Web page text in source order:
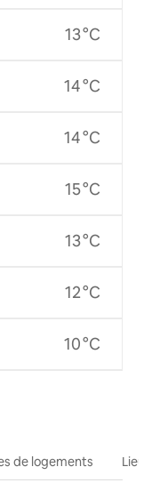
13 °C
14 °C
14 °C
15 °C
13 °C
12 °C
10 °C
de logements